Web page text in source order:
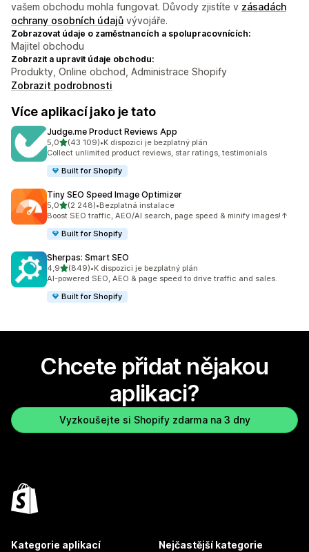
vašem obchodu mohla fungovat. Důvody zjistíte v zásadách
ochrany osobních údajů vývojáře.
Zobrazovat údaje o zaměstnancích a spolupracovnících:
Majitel obchodu
Zobrazit a upravit údaje obchodu:
Produkty, Online obchod, Administrace Shopify
Zobrazit podrobnosti
Více aplikací jako je tato
Judge.me Product Reviews App
5,0z 5 hvězd
(43 109)
Celkový počet recenzí: 43109
•K dispozici je bezplatný plán
Collect unlimited product reviews, star ratings, testimonials
Built for Shopify
Tiny SEO Speed Image Optimizer
5,0z 5 hvězd
(2 248)
Celkový počet recenzí: 2248
•Bezplatná instalace
Boost SEO traffic, AEO/AI search, page speed & minify images!↑
Built for Shopify
Sherpas: Smart SEO
4,9z 5 hvězd
(849)
Celkový počet recenzí: 849
•K dispozici je bezplatný plán
AI-powered SEO, AEO & page speed to drive traffic and sales.
Built for Shopify
Chcete přidat nějakou
aplikaci?
Vyzkoušejte si Shopify zdarma na 3 dny
Kategorie aplikací Nejčastější kategorie